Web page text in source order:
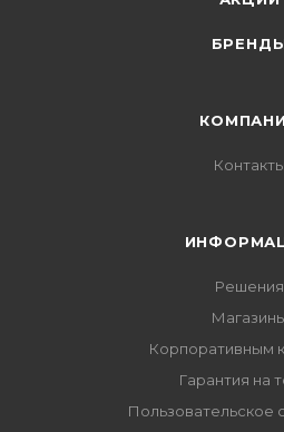
Контакты
Решения
Корпоративным
Гарантия на
Пользовательское